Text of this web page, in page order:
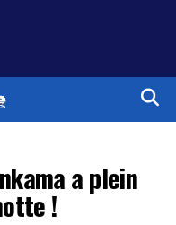
a plein
!